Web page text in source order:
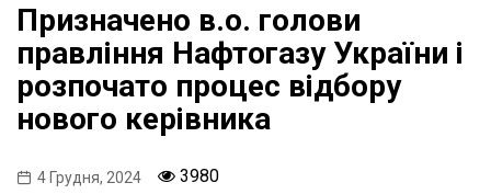
Призначено в.о. голови
правління Нафтогазу України і
розпочато процес відбору
нового керівника
4 Грудня, 2024 3980